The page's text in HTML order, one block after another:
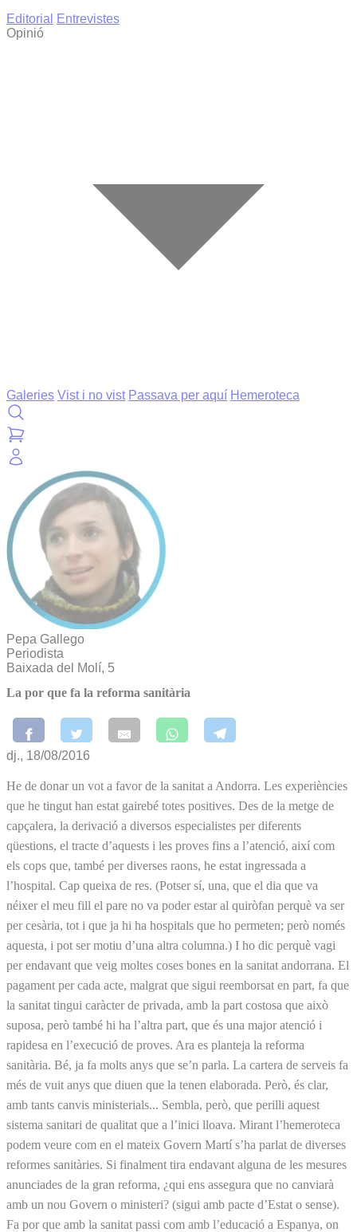
Editorial
Entrevistes
Opinió
Galeries Vist i no vist Passava per aquí Hemeroteca
Pepa Gallego
Periodista
Baixada del Molí, 5
La por que fa la reforma sanitària
dj., 18/08/2016
He de donar un vot a favor de la sanitat a Andorra. Les experiències
que he tingut han estat gairebé totes positives. Des de la metge de
capçalera, la derivació a diversos especialistes per diferents
qüestions, el tracte d’aquests i les proves fins a l’atenció, així com
els cops que, també per diverses raons, he estat ingressada a
l’hospital. Cap queixa de res. (Potser sí, una, que el dia que va
néixer el meu fill el pare no va poder estar al quiròfan perquè va ser
per cesària, tot i que ja hi ha hospitals que ho permeten; però només
aquesta, i pot ser motiu d’una altra columna.) I ho dic perquè vagi
per endavant que veig moltes coses bones en la sanitat andorrana. El
pagament per cada acte, malgrat que sigui reemborsat en part, fa que
la sanitat tingui caràcter de privada, amb la part costosa que això
suposa, però també hi ha l’altra part, que és una major atenció i
rapidesa en l’execució de proves. Ara es planteja la reforma
sanitària. Bé, ja fa molts anys que se’n parla. La cartera de serveis fa
més de vuit anys que diuen que la tenen elaborada. Però, és clar,
amb tants canvis ministerials... Sembla, però, que perilli aquest
sistema sanitari de qualitat que a l’inici lloava. Mirant l’hemeroteca
podem veure com en el mateix Govern Martí s’ha parlat de diverses
reformes sanitàries. Si finalment tira endavant alguna de les mesures
anunciades de la gran reforma, ¿qui ens assegura que no canviarà
amb un nou Govern o ministeri? (sigui amb pacte d’Estat o sense).
Fa por que amb la sanitat passi com amb l’educació a Espanya, on